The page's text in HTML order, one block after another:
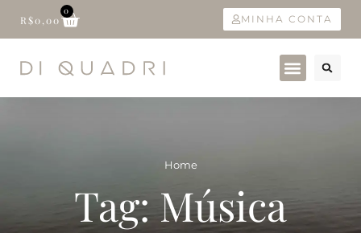
R$0,00
0
MINHA CONTA
Home
Tag: Música